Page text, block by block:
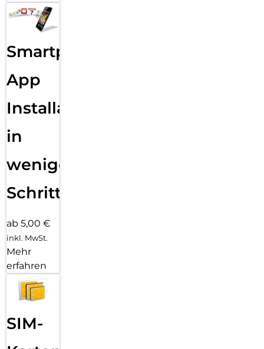
Smartphone
App
Installation
in
wenigen
Schritten
ab 5,00 €
inkl. MwSt.
Mehr
erfahren
SIM-